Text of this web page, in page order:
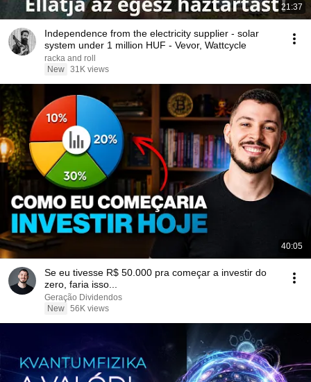
21:37
Independence from the electricity supplier - solar
system under 1 million HUF - Vevor, Wattcycle
racka and roll
New 31K views
40:05
Se eu tivesse R$ 50.000 pra começar a investir do
zero, faria isso...
Geração Dividendos
New 56K views